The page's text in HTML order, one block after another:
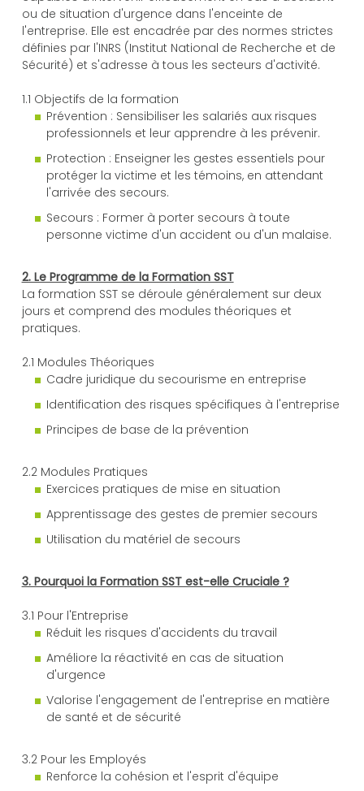
ou de situation d'urgence dans l'enceinte de
l'entreprise. Elle est encadrée par des normes strictes
définies par l'INRS (Institut National de Recherche et de
Sécurité) et s'adresse à tous les secteurs d'activité.
1.1 Objectifs de la formation
Prévention : Sensibiliser les salariés aux risques
professionnels et leur apprendre à les prévenir.
Protection : Enseigner les gestes essentiels pour
protéger la victime et les témoins, en attendant
l'arrivée des secours.
Secours : Former à porter secours à toute
personne victime d'un accident ou d'un malaise.
2. Le Programme de la Formation SST
La formation SST se déroule généralement sur deux
jours et comprend des modules théoriques et
pratiques.
2.1 Modules Théoriques
Cadre juridique du secourisme en entreprise
Identification des risques spécifiques à l'entreprise
Principes de base de la prévention
2.2 Modules Pratiques
Exercices pratiques de mise en situation
Apprentissage des gestes de premier secours
Utilisation du matériel de secours
3. Pourquoi la Formation SST est-elle Cruciale ?
3.1 Pour l'Entreprise
Réduit les risques d'accidents du travail
Améliore la réactivité en cas de situation
d'urgence
Valorise l'engagement de l'entreprise en matière
de santé et de sécurité
3.2 Pour les Employés
Renforce la cohésion et l'esprit d'équipe